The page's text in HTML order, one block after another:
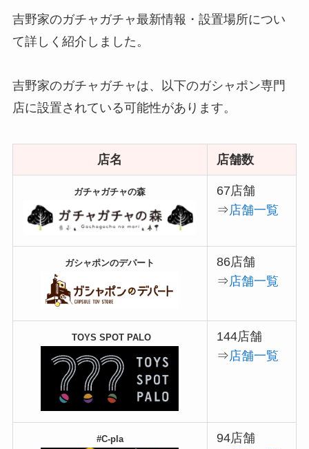
吉野家のガチャガチャ最新情報・設置場所につい
て詳しく紹介しました。
吉野家のガチャガチャは、以下のガシャポン専門
店に設置されている可能性があります。
店名 店舗数
ガチャガチャの森
67店舗
⇒店舗一覧
ガシャポンのデパート
86店舗
⇒店舗一覧
TOYS SPOT PALO
144店舗
⇒店舗一覧
#C-pla
94店舗